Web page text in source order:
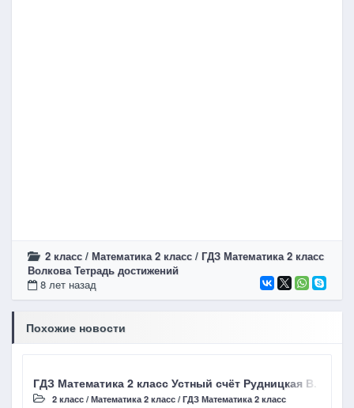
2 класс / Математика 2 класс / ГДЗ Математика 2 класс
Волкова Тетрадь достижений
8 лет назад
Похожие новости
ГДЗ Математика 2 класс Устный счёт Рудницкая В. Н.
2 класс / Математика 2 класс / ГДЗ Математика 2 класс